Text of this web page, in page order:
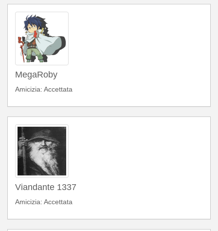
MegaRoby
Amicizia: Accettata
Viandante 1337
Amicizia: Accettata